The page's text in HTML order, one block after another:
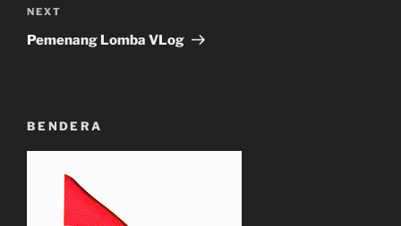
Next
Post
NEXT
Pemenang Lomba VLog
BENDERA